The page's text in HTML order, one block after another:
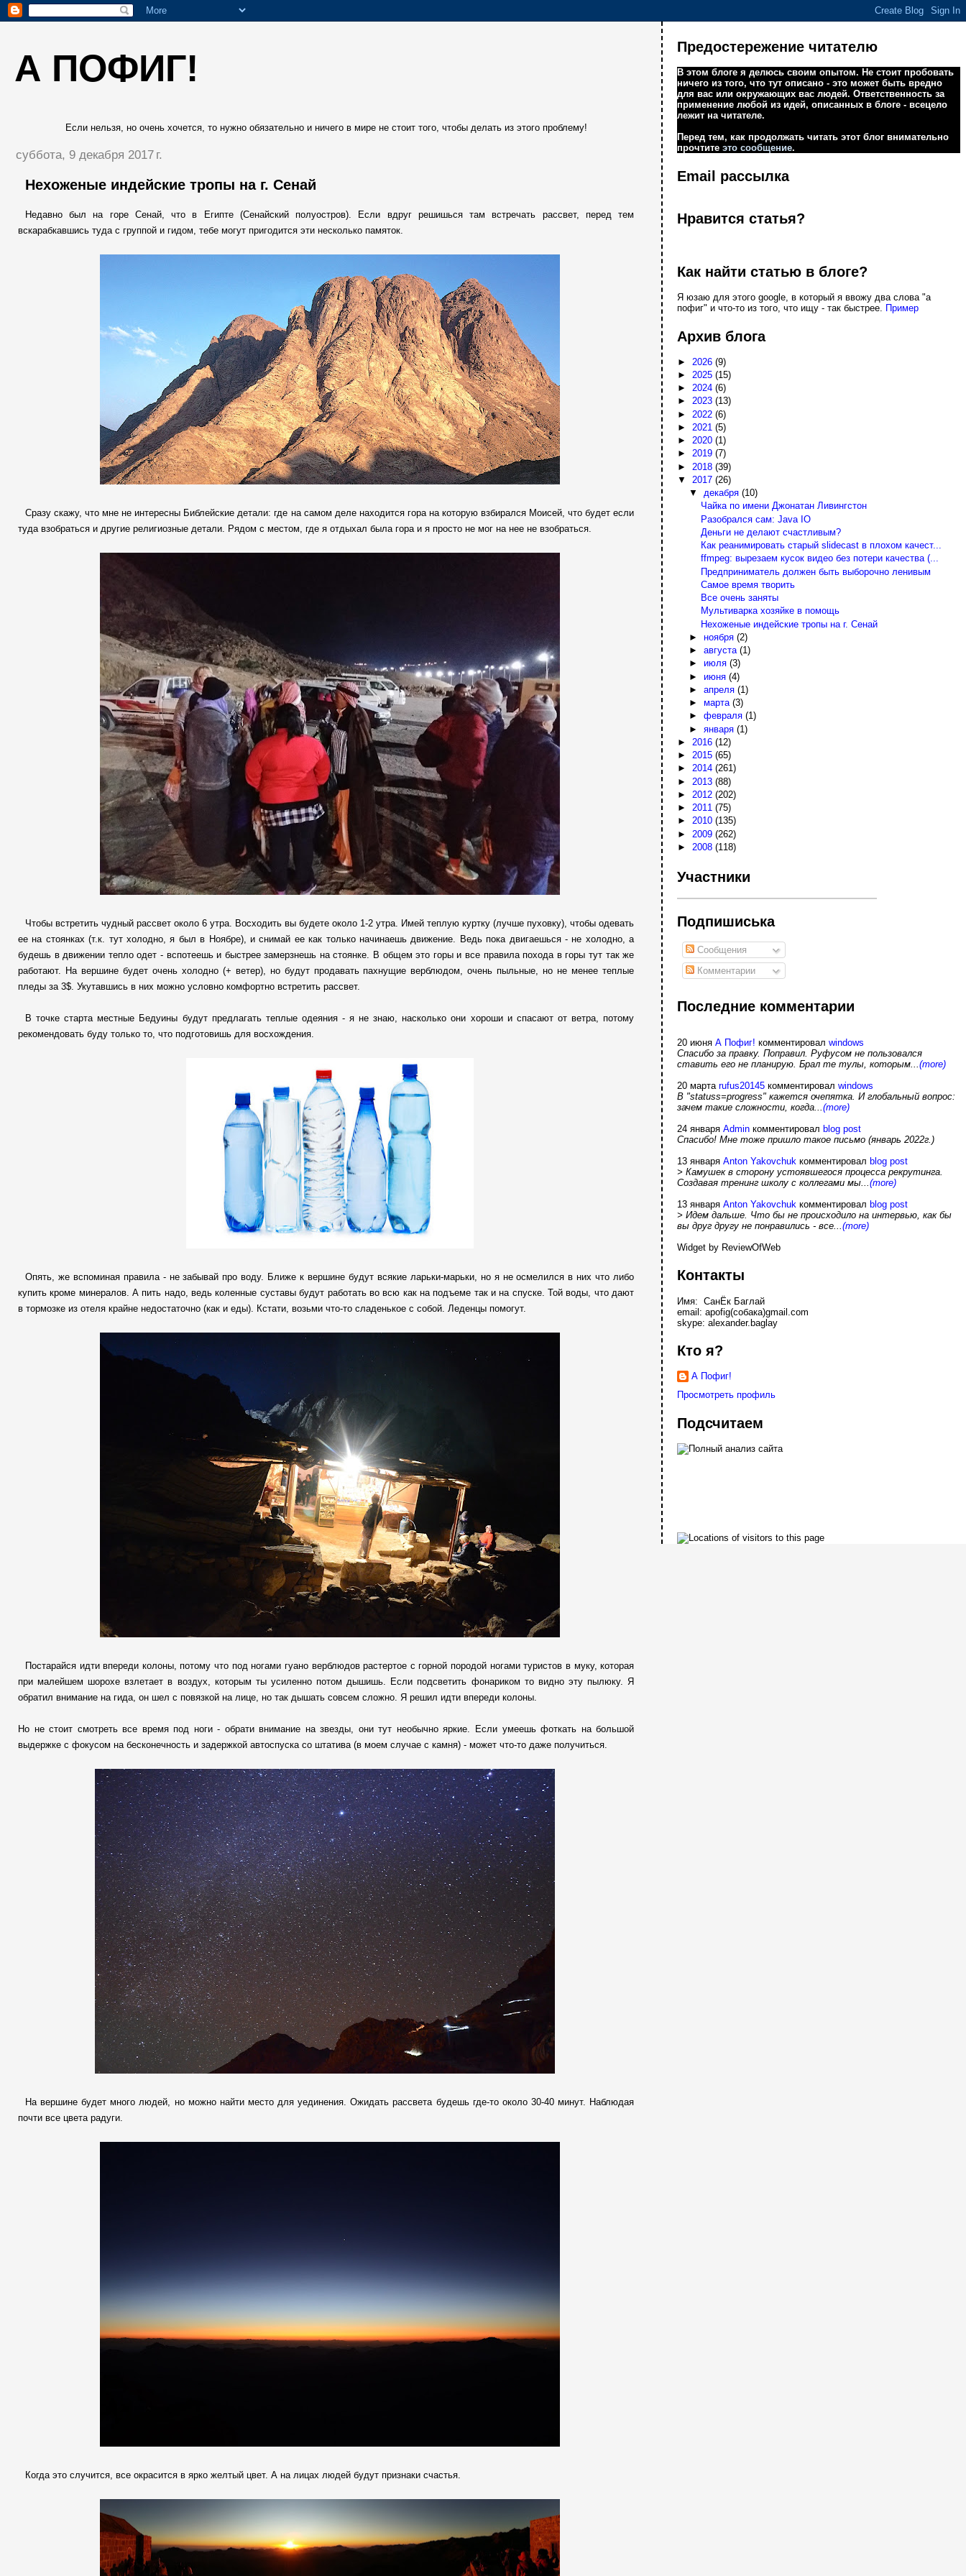
А ПОФИГ!
Если нельзя, но очень хочется, то нужно обязательно и ничего в мире не стоит того, чтобы делать из этого проблему!
суббота, 9 декабря 2017 г.
Нехоженые индейские тропы на г. Сенай
Недавно был на горе Сенай, что в Египте (Сенайский полуостров). Если вдруг решишься там встречать рассвет, перед тем
вскарабкавшись туда с группой и гидом, тебе могут пригодится эти несколько памяток.
Сразу скажу, что мне не интересны Библейские детали: где на самом деле находится гора на которую взбирался Моисей, что будет если
туда взобраться и другие религиозные детали. Рядом с местом, где я отдыхал была гора и я просто не мог на нее не взобраться.
Чтобы встретить чудный рассвет около 6 утра. Восходить вы будете около 1-2 утра. Имей теплую куртку (лучше пуховку), чтобы одевать
ее на стоянках (т.к. тут холодно, я был в Ноябре), и снимай ее как только начинаешь движение. Ведь пока двигаешься - не холодно, а
будешь в движении тепло одет - вспотеешь и быстрее замерзнешь на стоянке. В общем это горы и все правила похода в горы тут так же
работают. На вершине будет очень холодно (+ ветер), но будут продавать пахнущие верблюдом, очень пыльные, но не менее теплые
пледы за 3$. Укутавшись в них можно условно комфортно встретить рассвет.
В точке старта местные Бедуины будут предлагать теплые одеяния - я не знаю, насколько они хороши и спасают от ветра, потому
рекомендовать буду только то, что подготовишь для восхождения.
Опять, же вспоминая правила - не забывай про воду. Ближе к вершине будут всякие ларьки-марьки, но я не осмелился в них что либо
купить кроме минералов. А пить надо, ведь коленные суставы будут работать во всю как на подъеме так и на спуске. Той воды, что дают
в тормозке из отеля крайне недостаточно (как и еды). Кстати, возьми что-то сладенькое с собой. Леденцы помогут.
Постарайся идти впереди колоны, потому что под ногами гуано верблюдов растертое с горной породой ногами туристов в муку, которая
при малейшем шорохе взлетает в воздух, которым ты усиленно потом дышишь. Если подсветить фонариком то видно эту пылюку. Я
обратил внимание на гида, он шел с повязкой на лице, но так дышать совсем сложно. Я решил идти впереди колоны.
Но не стоит смотреть все время под ноги - обрати внимание на звезды, они тут необычно яркие. Если умеешь фоткать на большой
выдержке с фокусом на бесконечность и задержкой автоспуска со штатива (в моем случае с камня) - может что-то даже получиться.
На вершине будет много людей, но можно найти место для уединения. Ожидать рассвета будешь где-то около 30-40 минут. Наблюдая
почти все цвета радуги.
Когда это случится, все окрасится в ярко желтый цвет. А на лицах людей будут признаки счастья.
Предостережение читателю
В этом блоге я делюсь своим опытом. Не стоит пробовать
ничего из того, что тут описано - это может быть вредно
для вас или окружающих вас людей. Ответственность за
применение любой из идей, описанных в блоге - всецело
лежит на читателе.
Перед тем, как продолжать читать этот блог внимательно
прочтитеэто сообщение.
Email рассылка
Нравится статья?
Как найти статью в блоге?
Я юзаю для этого google, в который я ввожу два слова "а
пофиг" и что-то из того, что ищу - так быстрее. Пример
Архив блога
► 2026(9)
► 2025(15)
►2024(6)
►2023(13)
► 2022(6)
► 2021(5)
►2020(1)
►2019(7)
► 2018(39)
▼ 2017(26)
▼ декабря (10)
Чайка по имени Джонатан Ливингстон
Разобрался сам: Java IO
Деньги не делают счастливым?
Как реанимировать старый slidecast в плохом качест...
ffmpeg: вырезаем кусок видео без потери качества (...
Предприниматель должен быть выборочно ленивым
Самое время творить
Все очень заняты
Мультиварка хозяйке в помощь
Нехоженые индейские тропы на г. Сенай
► ноября (2)
► августа (1)
► июля (3)
► июня (4)
► апреля (1)
► марта (3)
► февраля (1)
► января (1)
► 2016(12)
►2015(65)
►2014(261)
► 2013(88)
► 2012(202)
►2011(75)
►2010(135)
► 2009(262)
► 2008(118)
Участники
Подпишиська
Сообщения
Комментарии
Последние комментарии
20 июняА Пофиг! комментировалwindows
Спасибо за правку. Поправил. Руфусом не пользовался
ставить его не планирую. Брал те тулы, которым...(more)
20 мартаrufus20145 комментировалwindows
В "statuss=progress" кажется очепятка. И глобальный вопрос:
зачем такие сложности, когда...(more)
24 январяAdmin комментировал blog post
Спасибо! Мне тоже пришло такое письмо (январь 2022г.)
13 январяAnton Yakovchuk комментировал blog post
> Камушек в сторону устоявшегося процесса рекрутинга.
Создавая тренинг школу с коллегами мы...(more)
13 январяAnton Yakovchuk комментировал blog post
> Идем дальше. Что бы не происходило на интервью, как бы
вы друг другу не понравились - все...(more)
Widget by ReviewOfWeb
Контакты
Имя: СанЁк Баглай
email: apofig(собака)gmail.com
skype: alexander.baglay
Кто я?
А Пофиг!
Просмотреть профиль
Подсчитаем